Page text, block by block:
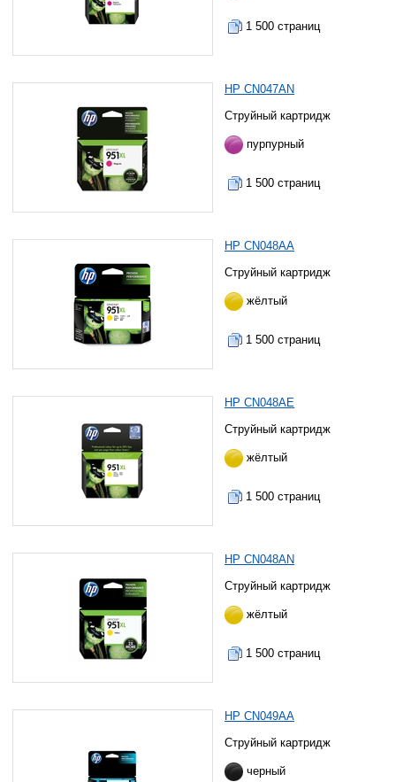
1 500 страниц
HP CN047AN
Струйный картридж
пурпурный
1 500 страниц
HP CN048AA
Струйный картридж
жёлтый
1 500 страниц
HP CN048AE
Струйный картридж
жёлтый
1 500 страниц
HP CN048AN
Струйный картридж
жёлтый
1 500 страниц
HP CN049AA
Струйный картридж
черный